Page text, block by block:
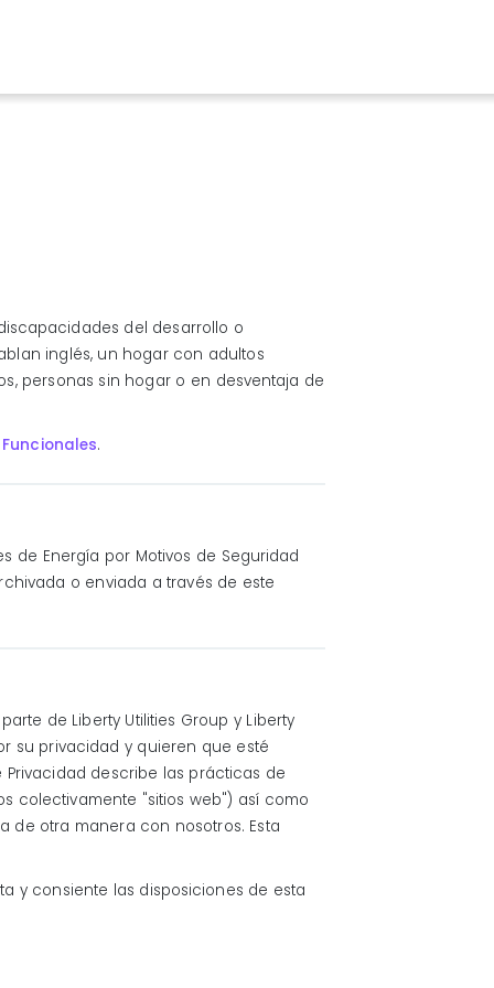
del desarrollo o
inglés, un hogar con adultos
personas sin hogar o en desventaja de
.
de Energía por Motivos de Seguridad
o enviada a través de este
de Liberty Utilities Group y Liberty
su privacidad y quieren que esté
describe las prácticas de
colectivamente "sitios web") así como
de otra manera con nosotros. Esta
y consiente las disposiciones de esta